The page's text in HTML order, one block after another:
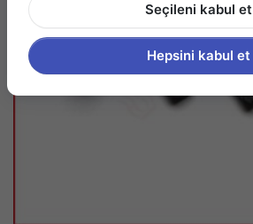
Seçileni kabul et
Hepsini kabul et